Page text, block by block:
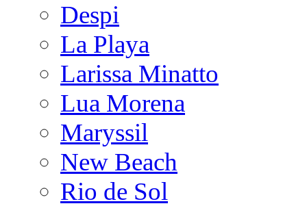
Despi
La Playa
Larissa Minatto
Lua Morena
Maryssil
New Beach
Rio de Sol